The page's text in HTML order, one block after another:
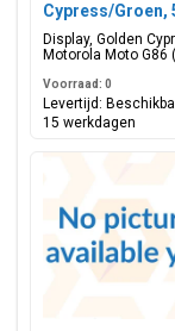
Cypress/Groen,
Display, Golden
Motorola Moto G86
Voorraad: 0
Levertijd:
15 werkdagen